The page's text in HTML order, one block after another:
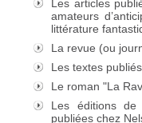
Les articles
amateurs
littérature
La revue (ou
Les textes
Le roman "La
Les éditions
publiées chez